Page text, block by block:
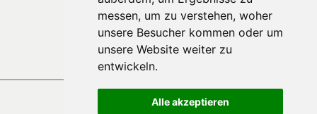
messen, um zu verstehen, woher
unsere Besucher kommen oder um
unsere Website weiter zu
entwickeln.
Alle akzeptieren